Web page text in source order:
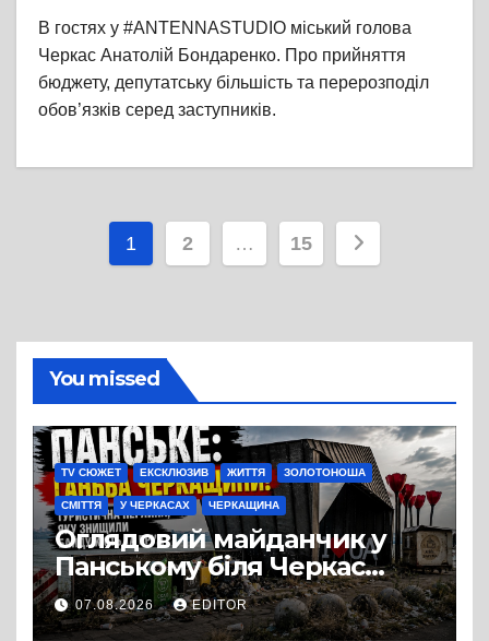
В гостях у #ANTENNASTUDIO міський голова
Черкас Анатолій Бондаренко. Про прийняття
бюджету, депутатську більшість та перерозподіл
обов’язків серед заступників.
Пагінація
1 2 … 15
You missed
TV СЮЖЕТ ЕКСКЛЮЗИВ ЖИТТЯ ЗОЛОТОНОША
СМІТТЯ У ЧЕРКАСАХ ЧЕРКАЩИНА
Оглядовий майданчик у
Панському біля Черкас
перетворився на занедбане
сміттєзвалище
07.08.2026 EDITOR